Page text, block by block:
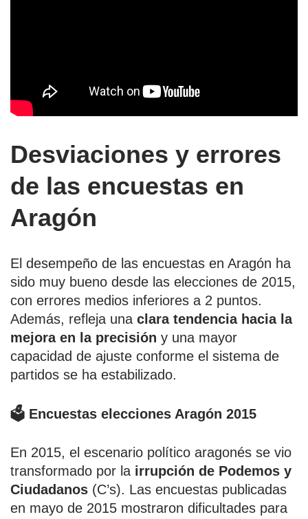
Desviaciones y errores
de las encuestas en
Aragón
El desempeño de las encuestas en Aragón ha
sido muy bueno desde las elecciones de 2015,
con errores medios inferiores a 2 puntos.
Además, refleja una clara tendencia hacia la
mejora en la precisión y una mayor
capacidad de ajuste conforme el sistema de
partidos se ha estabilizado.
🗳️ Encuestas elecciones Aragón 2015
En 2015, el escenario político aragonés se vio
transformado por la irrupción de Podemos y
Ciudadanos (C’s). Las encuestas publicadas
en mayo de 2015 mostraron dificultades para